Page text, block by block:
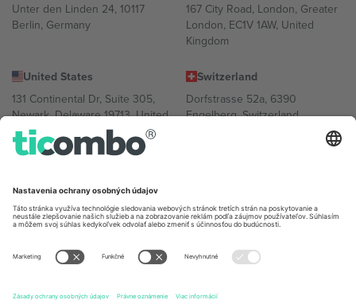
Unter den Linden 24, 10117
Berlin, Germany
167 City Road, London, Greater
London, EC1V 1AW, United
Kingdom
United States
131 Continental Dr, Suite 305,
Newark, Delaware 19713, United
States
Switzerland
Dorfstrasse 52a, 6390
Engelberg, Switzerland
Regus Sofia City West, bul
Totleben 53-55, 1606 Sofia,
Bulgaria
Building A1, Office 302, Dubai,
United Arab Emirates
Mexico
Norte, Cuauhtémoc, 06700